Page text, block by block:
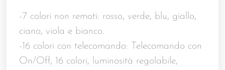
-7 colori non remoti: rosso, verde, blu, giallo,
ciano, viola e bianco.
-16 colori con telecomando: Telecomando con
On/Off, 16 colori, luminosità regolabile,